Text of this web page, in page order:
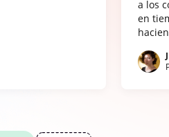
a los
en